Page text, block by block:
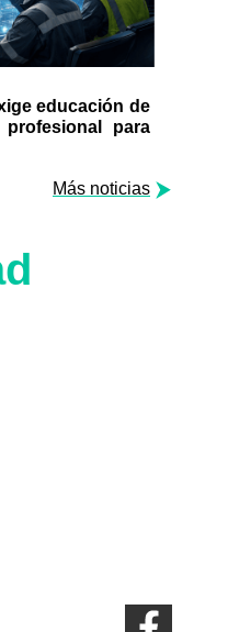
educación de
para
Más noticias